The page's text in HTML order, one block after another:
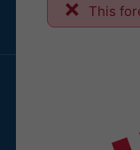
This